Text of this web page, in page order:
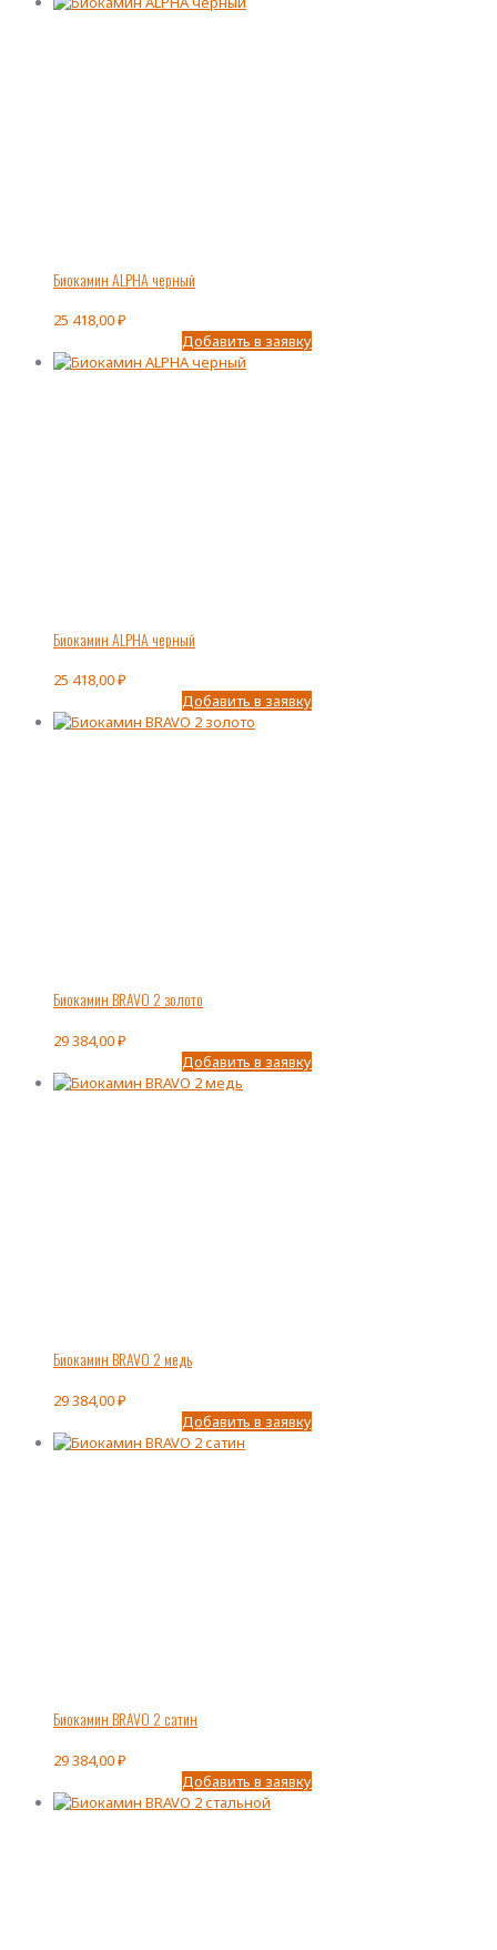
Биокамин ALPHA черный
25 418,00₽
Добавить в заявку
Биокамин ALPHA черный
25 418,00₽
Добавить в заявку
Биокамин BRAVO 2 золото
29 384,00₽
Добавить в заявку
Биокамин BRAVO 2 медь
29 384,00₽
Добавить в заявку
Биокамин BRAVO 2 сатин
29 384,00₽
Добавить в заявку